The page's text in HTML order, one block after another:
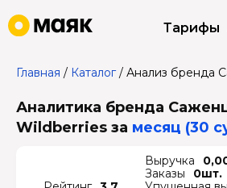
Тарифы
Главная / Каталог/ Анализ бренда
Аналитика бренда
Wildberries за месяц (30
Выручка
Заказы
0шт.